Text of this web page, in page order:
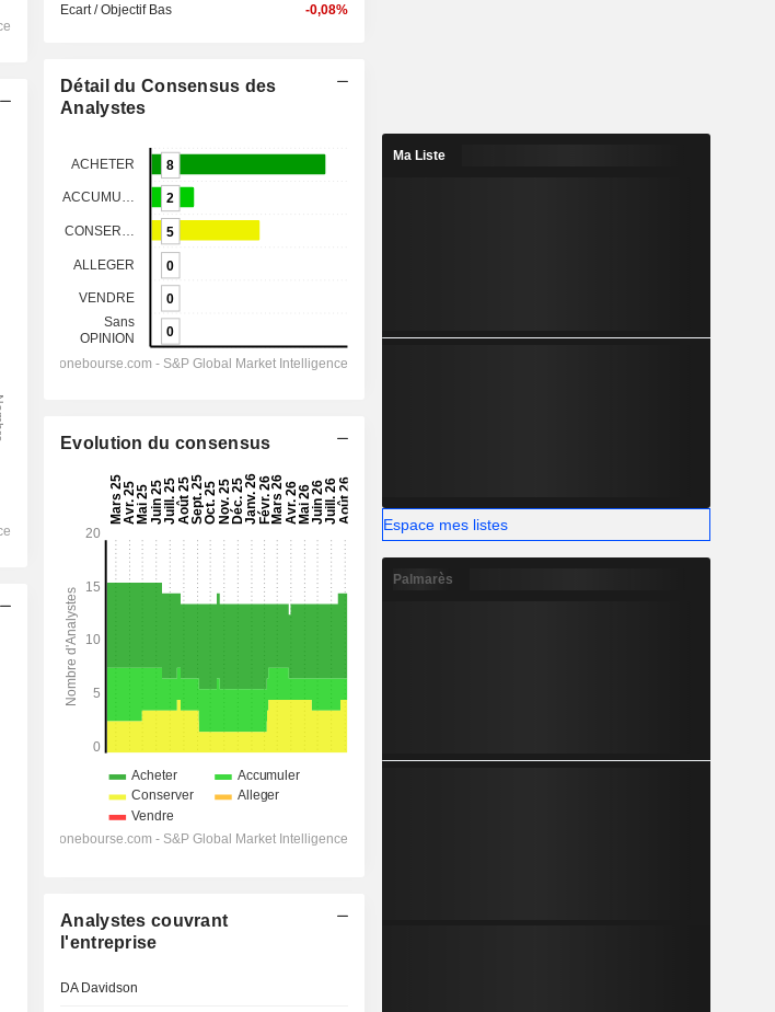
Ecart / Objectif Bas -0,08%
Détail du Consensus des
Analystes
Evolution du consensus
Analystes couvrant
l'entreprise
DA Davidson
Ma Liste
Espace mes listes
Palmarès